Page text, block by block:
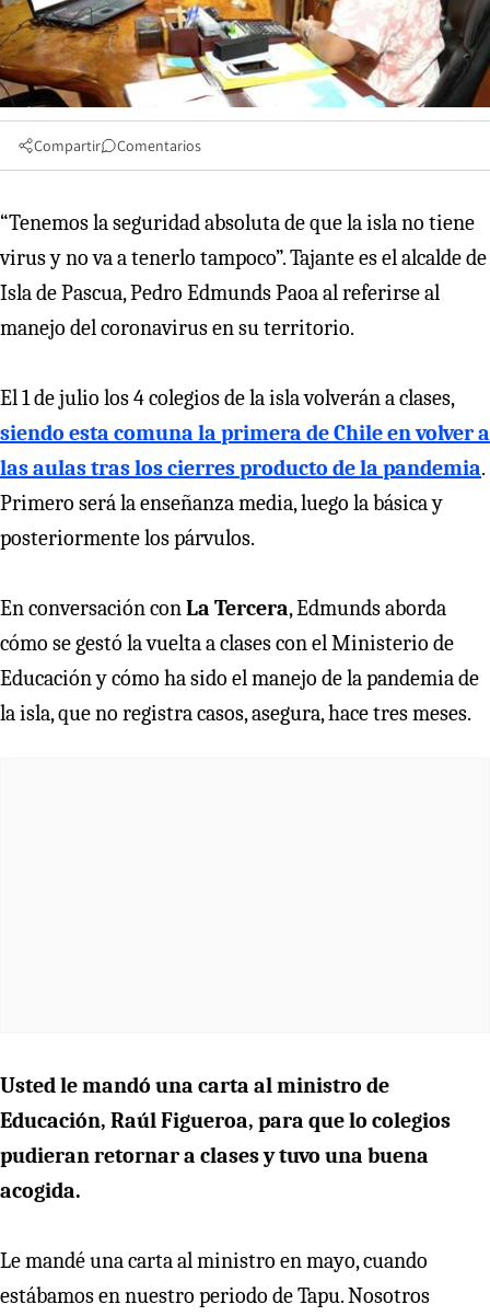
Compartir Comentarios
“Tenemos la seguridad absoluta de que la isla no tiene
virus y no va a tenerlo tampoco”. Tajante es el alcalde de
Isla de Pascua, Pedro Edmunds Paoa al referirse al
manejo del coronavirus en su territorio.
El 1 de julio los 4 colegios de la isla volverán a clases,
siendo esta comuna la primera de Chile en volver a
las aulas tras los cierres producto de la pandemia.
Primero será la enseñanza media, luego la básica y
posteriormente los párvulos.
En conversación conLa Tercera, Edmunds aborda
cómo se gestó la vuelta a clases con el Ministerio de
Educación y cómo ha sido el manejo de la pandemia de
la isla, que no registra casos, asegura, hace tres meses.
Usted le mandó una carta al ministro de
Educación, Raúl Figueroa, para que lo colegios
pudieran retornar a clases y tuvo una buena
acogida.
Le mandé una carta al ministro en mayo, cuando
estábamos en nuestro periodo de Tapu. Nosotros